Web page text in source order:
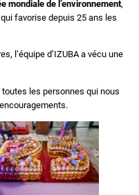
mondiale de l’environnement,
favorise depuis 25 ans les
l’équipe d’IZUBA a vécu une
les personnes qui nous